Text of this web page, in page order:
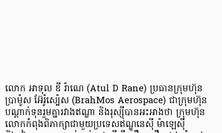
លោក អាទុល ឌី រ៉ាណេ (Atul D Rane) ប្រធានក្រុមហ៊ុន
ប្រាម៉ូស អ៊ែរ៉ូស្ប៉េស (BrahMos Aerospace) ជាក្រុមហ៊ុន
បណ្ដាក់ទុនរួមគ្នារវាងឥណ្ឌា និងរុស្ស៊ីបានអះអាងថា ក្រុមហ៊ុន
លោកកំពុងពិភាក្សាជាមួយប្រទេសឥណ្ឌូនេស៊ី ម៉ាឡេស៊ី